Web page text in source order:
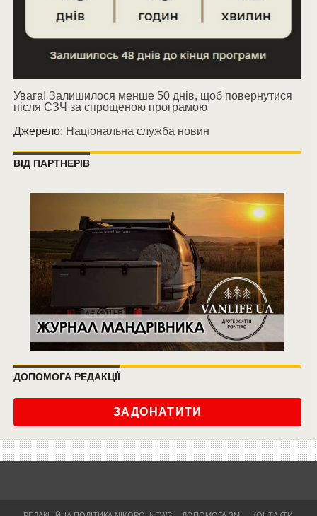
Увага! Залишилося менше 50 днів, щоб повернутися
після СЗЧ за спрощеною програмою
Джерело: Національна служба новин
ВІД ПАРТНЕРІВ
ДОПОМОГА РЕДАКЦІЇ
ЗАДОНАТИТИ